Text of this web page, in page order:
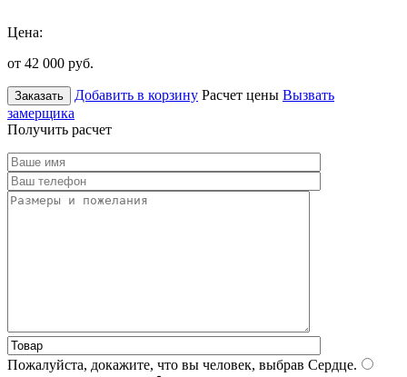
Цена:
от 42 000 руб.
Заказать Добавить в корзину Расчет цены Вызвать
замерщика
Получить расчет
Пожалуйста, докажите, что вы человек, выбрав Сердце.